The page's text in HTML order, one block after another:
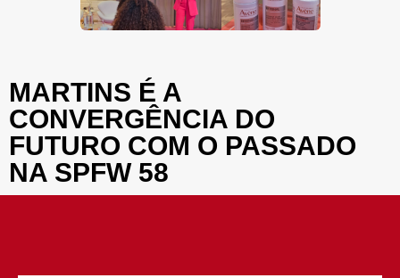
MARTINS É A
CONVERGÊNCIA DO
FUTURO COM O PASSADO
NA SPFW 58